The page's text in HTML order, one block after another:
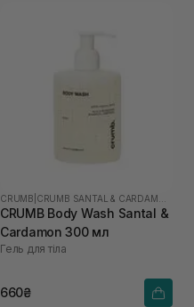
CRUMB
CRUMB Body Wash Santal &
Cardamon 300 мл
Гель для тіла
660₴